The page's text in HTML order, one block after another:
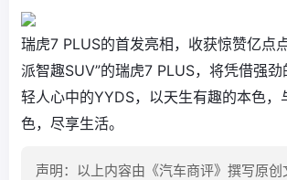
瑞虎7 PLUS的首发亮相，收获惊赞亿点
派智趣SUV”的瑞虎7 PLUS，将凭借强
轻人心中的YYDS，以天生有趣的本色，
色，尽享生活。
声明：以上内容由《汽车商评》撰写原